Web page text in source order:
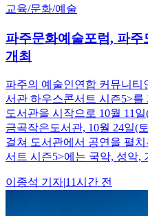
교육/문화/예술
파주문화예술포럼, 파
개최
파주의 예술인연합 커뮤니티
서관 하우스콘서트 시즌5>
도서관을 시작으로 10월 11
금곡작은도서관, 10월 24일(
걸쳐 도서관에서 공연을 펼
서트 시즌5>에는 국악, 성악,
이종석 기자|11시간 전